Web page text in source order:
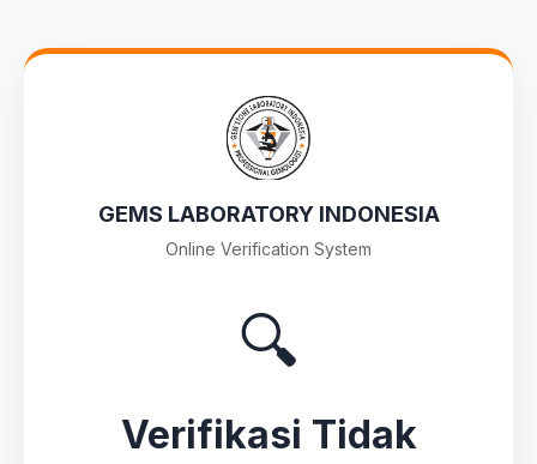
GEMS LABORATORY INDONESIA
Online Verification System
🔍
Verifikasi Tidak